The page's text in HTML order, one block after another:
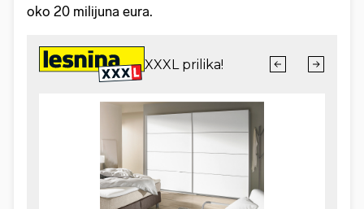
oko 20 milijuna eura.